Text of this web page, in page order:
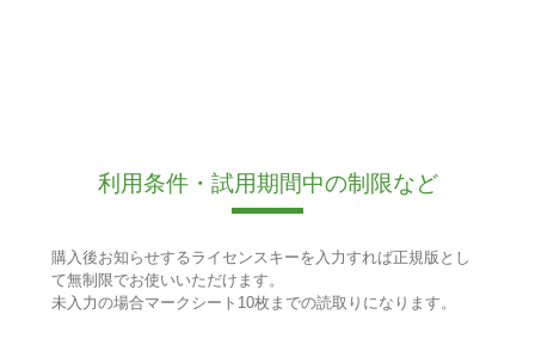
利用条件・試用期間中の制限など
購入後お知らせするライセンスキーを入力すれば正規版とし
て無制限でお使いいただけます。
未入力の場合マークシート10枚までの読取りになります。